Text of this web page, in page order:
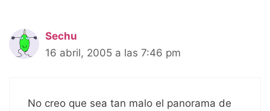
Sechu
16 abril, 2005 a las 7:46 pm
No creo que sea tan malo el panorama de